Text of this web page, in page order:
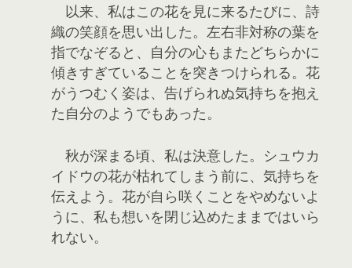
以来、私はこの花を見に来るたびに、詩
織の笑顔を思い出した。左右非対称の葉を
指でなぞると、自分の心もまたどちらかに
傾きすぎていることを突きつけられる。花
がうつむく姿は、告げられぬ気持ちを抱え
た自分のようでもあった。
秋が深まる頃、私は決意した。シュウカ
イドウの花が枯れてしまう前に、気持ちを
伝えよう。花が自ら咲くことをやめないよ
うに、私も想いを閉じ込めたままではいら
れない。